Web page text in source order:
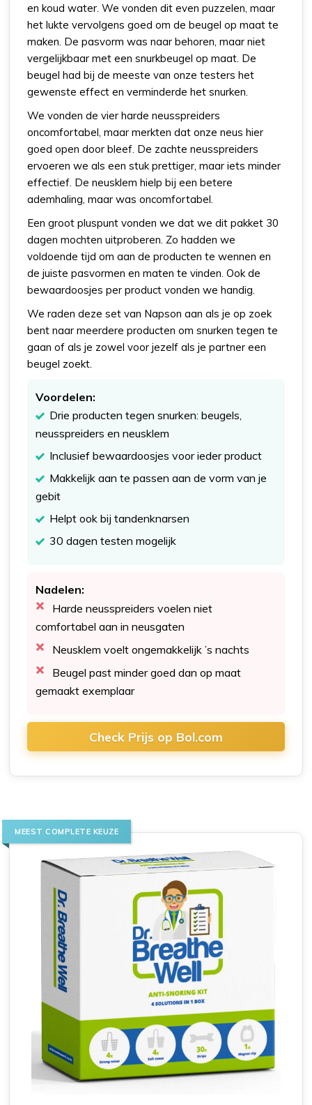
en koud water. We vonden dit even puzzelen, maar
het lukte vervolgens goed om de beugel op maat te
maken. De pasvorm was naar behoren, maar niet
vergelijkbaar met een snurkbeugel op maat. De
beugel had bij de meeste van onze testers het
gewenste effect en verminderde het snurken.
We vonden de vier harde neusspreiders
oncomfortabel, maar merkten dat onze neus hier
goed open door bleef. De zachte neusspreiders
ervoeren we als een stuk prettiger, maar iets minder
effectief. De neusklem hielp bij een betere
ademhaling, maar was oncomfortabel.
Een groot pluspunt vonden we dat we dit pakket 30
dagen mochten uitproberen. Zo hadden we
voldoende tijd om aan de producten te wennen en
de juiste pasvormen en maten te vinden. Ook de
bewaardoosjes per product vonden we handig.
We raden deze set van Napson aan als je op zoek
bent naar meerdere producten om snurken tegen te
gaan of als je zowel voor jezelf als je partner een
beugel zoekt.
Voordelen:
Drie producten tegen snurken: beugels,
neusspreiders en neusklem
Inclusief bewaardoosjes voor ieder product
Makkelijk aan te passen aan de vorm van je
gebit
Helpt ook bij tandenknarsen
30 dagen testen mogelijk
Nadelen:
Harde neusspreiders voelen niet
comfortabel aan in neusgaten
Neusklem voelt ongemakkelijk ’s nachts
Beugel past minder goed dan op maat
gemaakt exemplaar
Check Prijs op Bol.com
MEEST COMPLETE KEUZE